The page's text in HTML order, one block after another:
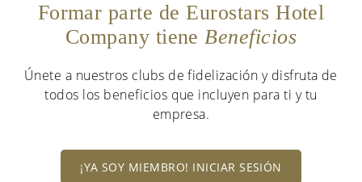
Formar parte de Eurostars Hotel
Company tieneBeneficios
Únete a nuestros clubs de fidelización y disfruta de
todos los beneficios que incluyen para ti y tu
empresa.
¡YA SOY MIEMBRO! INICIAR SESIÓN